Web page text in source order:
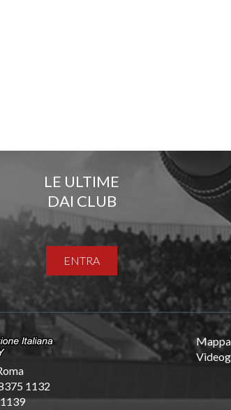
LE ULTIME
DAI CLUB
ENTRA
1132